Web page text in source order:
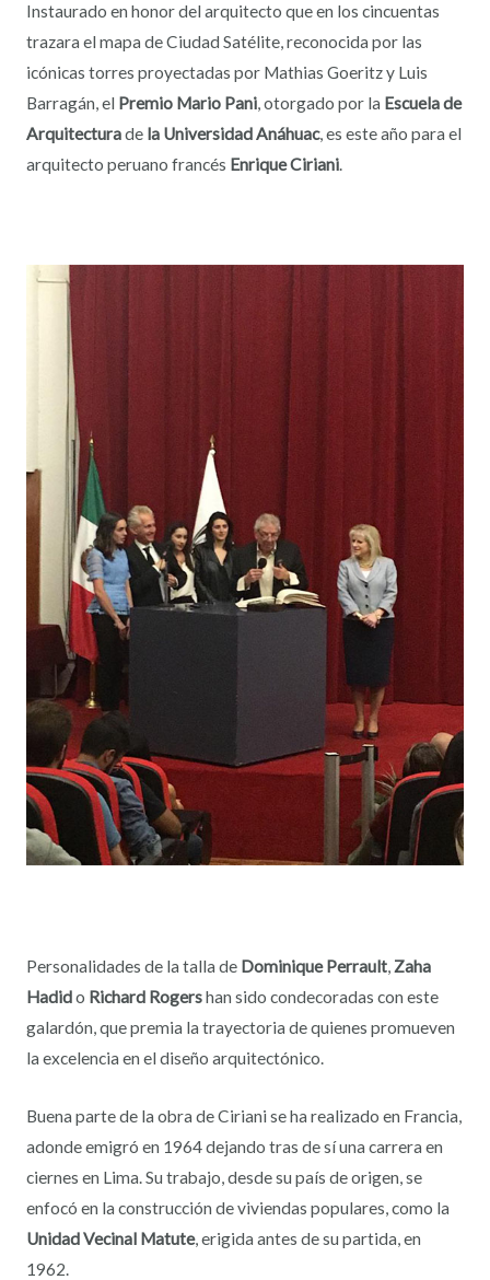
Instaurado en honor del arquitecto que en los cincuentas
trazara el mapa de Ciudad Satélite, reconocida por las
icónicas torres proyectadas por Mathias Goeritz y Luis
Barragán, el Premio Mario Pani, otorgado por la Escuela de
Arquitecturadela Universidad Anáhuac, es este año para el
arquitecto peruano francés Enrique Ciriani.
Personalidades de la talla de Dominique Perrault, Zaha
Hadido Richard Rogershan sido condecoradas con este
galardón, que premia la trayectoria de quienes promueven
la excelencia en el diseño arquitectónico.
Buena parte de la obra de Ciriani se ha realizado en Francia,
adonde emigró en 1964 dejando tras de sí una carrera en
ciernes en Lima. Su trabajo, desde su país de origen, se
enfocó en la construcción de viviendas populares, como la
Unidad Vecinal Matute, erigida antes de su partida, en
1962.